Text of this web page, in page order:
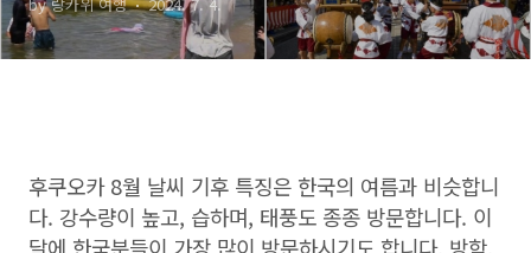
후쿠오카 8월 날씨 기후 특징은 한국의 여름과 비슷합니
다. 강수량이 높고, 습하며, 태풍도 종종 방문합니다. 이